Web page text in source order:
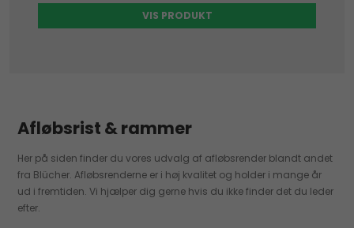
VIS PRODUKT
Afløbsrist & rammer
Her på siden finder du vores udvalg af afløbsrender blandt andet
fra Blücher. Afløbsrenderne er i høj kvalitet og holder i mange år
ud i fremtiden. Vi hjælper dig gerne hvis du ikke finder det du leder
efter.